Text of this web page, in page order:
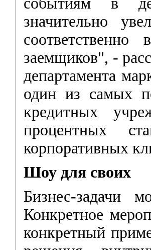
значительно
заемщиков", -
департамента
один из самых
кредитных
процентных
корпоративных
Шоу для своих
Бизнес-задачи
Конкретное
конкретный